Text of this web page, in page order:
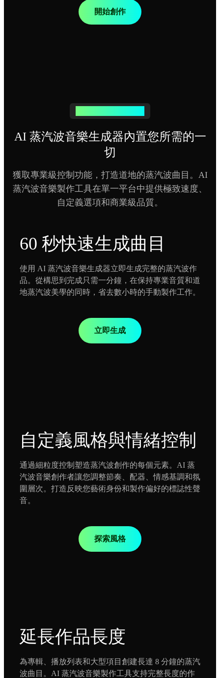
開始創作
AI 蒸汽波音樂生成器內置您所需的一
切
獲取專業級控制功能，打造道地的蒸汽波曲目。AI
蒸汽波音樂製作工具在單一平台中提供極致速度、
自定義選項和商業級品質。
60 秒快速生成曲目
使用 AI 蒸汽波音樂生成器立即生成完整的蒸汽波作
品。從構思到完成只需一分鐘，在保持專業音質和道
地蒸汽波美學的同時，省去數小時的手動製作工作。
立即生成
自定義風格與情緒控制
通過細粒度控制塑造蒸汽波創作的每個元素。AI 蒸
汽波音樂創作者讓您調整節奏、配器、情感基調和氛
圍層次。打造反映您藝術身份和製作偏好的標誌性聲
音。
探索風格
延長作品長度
為專輯、播放列表和大型項目創建長達 8 分鐘的蒸汽
波曲目。AI 蒸汽波音樂製作工具支持完整長度的作